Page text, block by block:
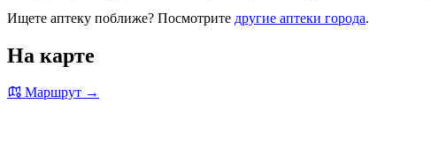
Ищете аптеку поближе? Посмотрите другие аптеки города.
На карте
Маршрут →